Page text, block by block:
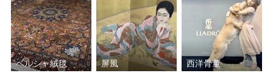
ペルシャ絨毯 屏風 西洋骨董